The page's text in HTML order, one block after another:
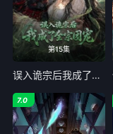
第15集
误入诡宗后我成了全宗团宠
7.0